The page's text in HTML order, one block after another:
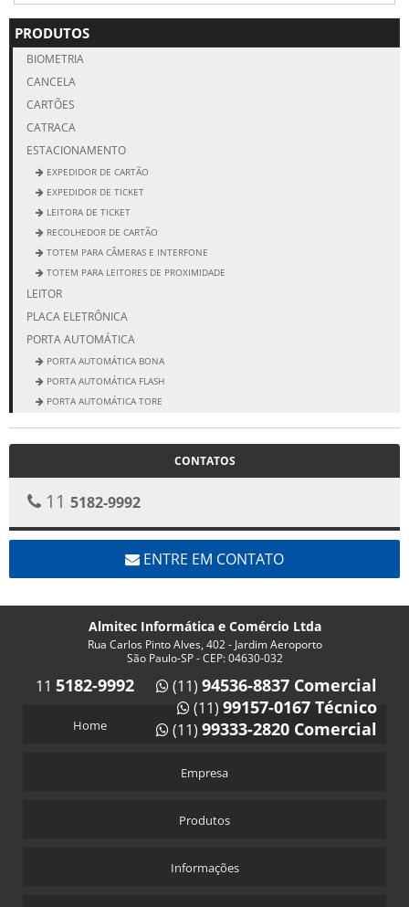
PRODUTOS
BIOMETRIA
CANCELA
CARTÕES
CATRACA
ESTACIONAMENTO
EXPEDIDOR DE CARTÃO
EXPEDIDOR DE TICKET
LEITORA DE TICKET
RECOLHEDOR DE CARTÃO
TOTEM PARA CÂMERAS E INTERFONE
TOTEM PARA LEITORES DE PROXIMIDADE
LEITOR
PLACA ELETRÔNICA
PORTA AUTOMÁTICA
PORTA AUTOMÁTICA BONA
PORTA AUTOMÁTICA FLASH
PORTA AUTOMÁTICA TORE
PORTA NEW CLASSIC
CONTATOS
11 5182-9992
ENTRE EM CONTATO
Almitec Informática e Comércio Ltda
Rua Carlos Pinto Alves, 402 - Jardim Aeroporto
São Paulo-SP - CEP: 04630-032
11 5182-9992 (11) 94536-8837 Comercial
(11) 99157-0167 Técnico
(11) 99333-2820 Comercial
Home
Empresa
Produtos
Informações